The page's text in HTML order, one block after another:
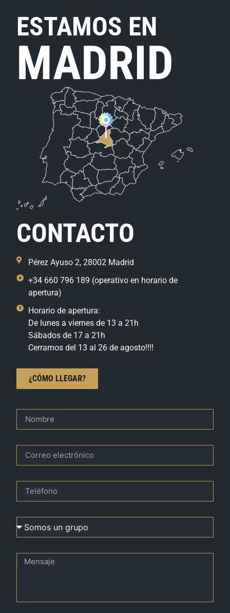
ESTAMOS EN
MADRID
CONTACTO
Pérez Ayuso 2, 28002 Madrid
+34 660 796 189 (operativo en horario de
apertura)
Horario de apertura:
De lunes a viernes de 13 a 21h
Sábados de 17 a 21h
Cerramos del 13 al 26 de agosto!!!!
¿CÓMO LLEGAR?